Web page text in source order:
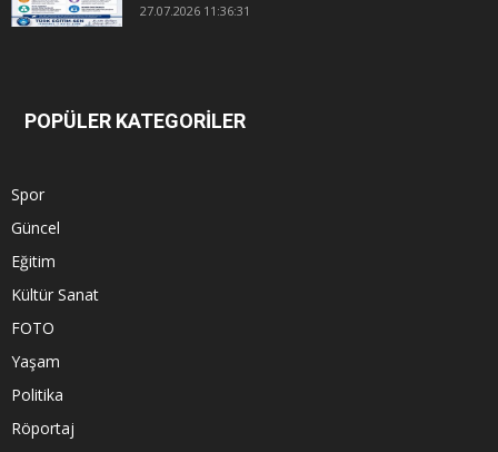
27.07.2026 11:36:31
POPÜLER KATEGORİLER
Spor
Güncel
Eğitim
Kültür Sanat
FOTO
Yaşam
Politika
Röportaj